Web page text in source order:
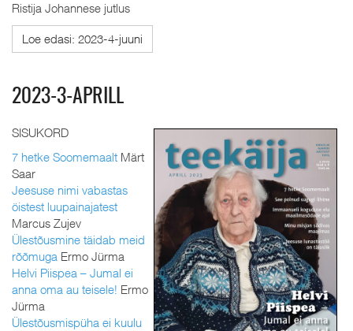
Ristija Johannese jutlus
Loe edasi: 2023-4-juuni
2023-3-APRILL
SISUKORD
7 hetke Soomemaalt Märt
Saar
Jeesuse nimi vabastas
öistest luupainajatest
Marcus Zujev
Ülestõusmine täidab meid
rõõmuga Ermo Jürma
Helvi Piispea – Jumal ei
anna oma au teisele! Ermo
Jürma
Ülestõusmispüha ei kuulu